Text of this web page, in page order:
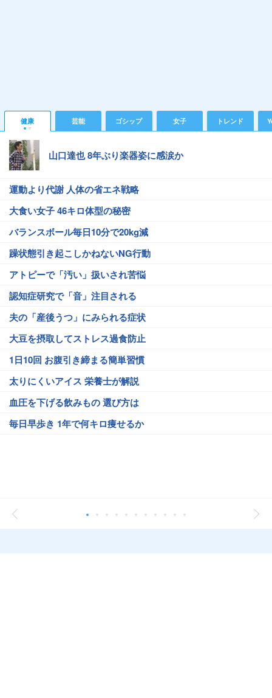
健康 芸能 ゴシップ 女子 トレンド
山口達也 8年ぶり楽器姿に感涙か
運動より代謝 人体の省エネ戦略
大食い女子 46キロ体型の秘密
バランスボール毎日10分で20kg減
躁状態引き起こしかねないNG行動
アトピーで「汚い」扱いされ苦悩
認知症研究で「音」注目される
夫の「産後うつ」にみられる症状
大豆を摂取してストレス過食防止
1日10回 お腹引き締まる簡単習慣
太りにくいアイス 栄養士が解説
血圧を下げる飲みもの 選び方は
毎日早歩き 1年で何キロ痩せるか